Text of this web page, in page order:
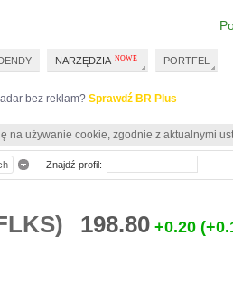
bez reklam? Sprawdź BR Plus
na używanie cookie, zgodnie z aktualnymi
198.80 +0.20
Znajdź profil:
NARZĘDZIA PORTFEL